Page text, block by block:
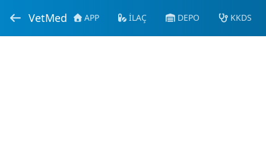
VetMed APP İLAÇ DEPO KKDS